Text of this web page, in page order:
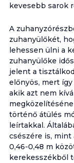
kevesebb sarok
A
zuhanyülőkét,
lehessen ülni a
zuhanyülőke
jelent a
előnyös, mert így
akik azt nem
történő átülés
leírtakkal.
csészére is, mint
0,46-0,48 m
kerekesszékből